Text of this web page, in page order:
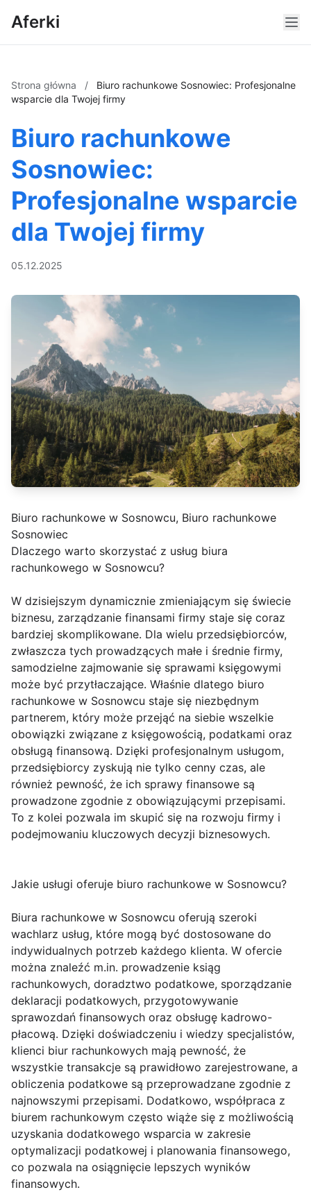
Aferki
Strona główna /
Biuro rachunkowe Sosnowiec: Profesjonalne
wsparcie dla Twojej firmy
Biuro rachunkowe
Sosnowiec:
Profesjonalne wsparcie
dla Twojej firmy
05.12.2025
Biuro rachunkowe w Sosnowcu, Biuro rachunkowe
Sosnowiec
Dlaczego warto skorzystać z usług biura
rachunkowego w Sosnowcu?
W dzisiejszym dynamicznie zmieniającym się świecie
biznesu, zarządzanie finansami firmy staje się coraz
bardziej skomplikowane. Dla wielu przedsiębiorców,
zwłaszcza tych prowadzących małe i średnie firmy,
samodzielne zajmowanie się sprawami księgowymi
może być przytłaczające. Właśnie dlatego biuro
rachunkowe w Sosnowcu staje się niezbędnym
partnerem, który może przejąć na siebie wszelkie
obowiązki związane z księgowością, podatkami oraz
obsługą finansową. Dzięki profesjonalnym usługom,
przedsiębiorcy zyskują nie tylko cenny czas, ale
również pewność, że ich sprawy finansowe są
prowadzone zgodnie z obowiązującymi przepisami.
To z kolei pozwala im skupić się na rozwoju firmy i
podejmowaniu kluczowych decyzji biznesowych.
Jakie usługi oferuje biuro rachunkowe w Sosnowcu?
Biura rachunkowe w Sosnowcu oferują szeroki
wachlarz usług, które mogą być dostosowane do
indywidualnych potrzeb każdego klienta. W ofercie
można znaleźć m.in. prowadzenie ksiąg
rachunkowych, doradztwo podatkowe, sporządzanie
deklaracji podatkowych, przygotowywanie
sprawozdań finansowych oraz obsługę kadrowo-
płacową. Dzięki doświadczeniu i wiedzy specjalistów,
klienci biur rachunkowych mają pewność, że
wszystkie transakcje są prawidłowo zarejestrowane, a
obliczenia podatkowe są przeprowadzane zgodnie z
najnowszymi przepisami. Dodatkowo, współpraca z
biurem rachunkowym często wiąże się z możliwością
uzyskania dodatkowego wsparcia w zakresie
optymalizacji podatkowej i planowania finansowego,
co pozwala na osiągnięcie lepszych wyników
finansowych.